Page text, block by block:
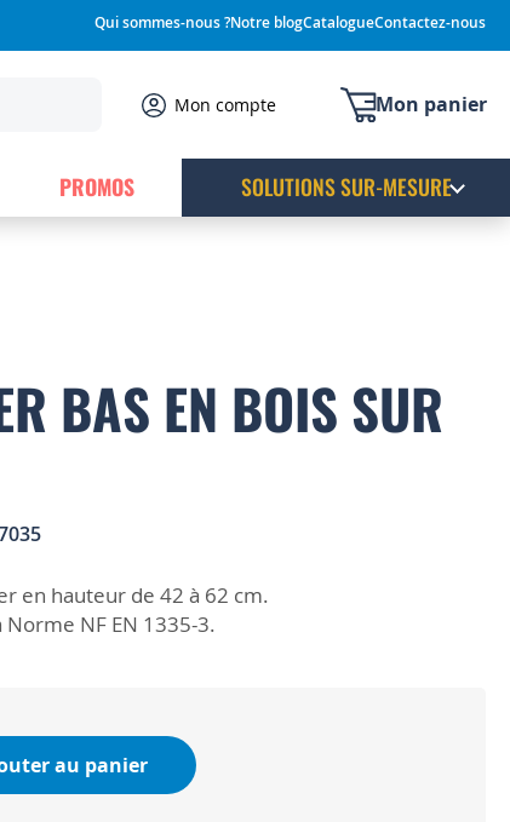
Qui sommes-nous ?Notre blogCatalogueContactez-nous
Mon panier
Mon compte
PROMOS SOLUTIONS SUR-MESURE
BAS EN BOIS SUR
en hauteur de 42 à 62 cm.
Norme NF EN 1335-3.
au panier